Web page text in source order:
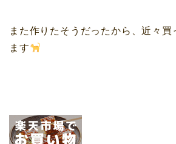
また作りたそうだったから、近々買
ます